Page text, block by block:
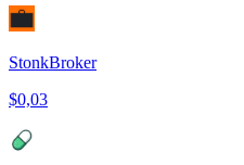
StonkBroker
$0,03